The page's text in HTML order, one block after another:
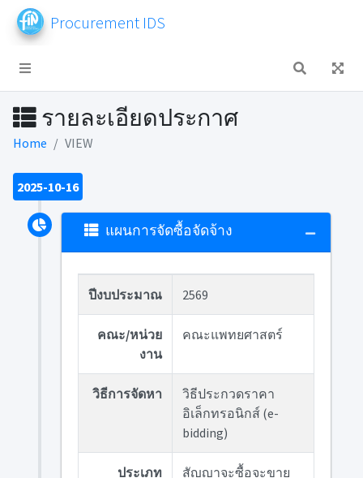
Procurement IDS
รายละเอียดประกาศ
Home VIEW
2025-10-16
แผนการจัดซื้อจัดจ้าง
ปีงบประมาณ 2569
คณะ/หน่วย
งาน
คณะแพทยศาสตร์
วิธีการจัดหา
วิธีประกวดราคา
อิเล็กทรอนิกส์ (e-
bidding)
ประเภท
สัญญาจะซื้อจะขาย